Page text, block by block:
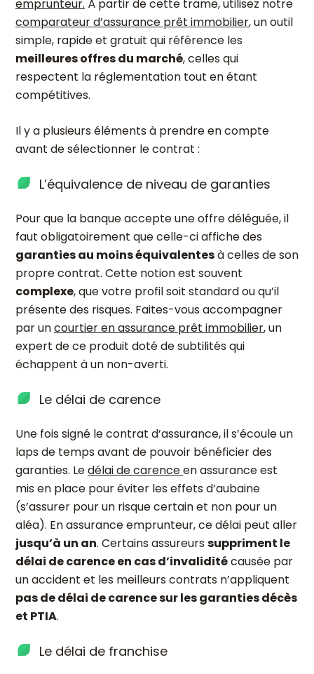
emprunteur. À partir de cette trame, utilisez notre
comparateur d’assurance prêt immobilier, un outil
simple, rapide et gratuit qui référence les
meilleures offres du marché, celles qui
respectent la réglementation tout en étant
compétitives.
Il y a plusieurs éléments à prendre en compte
avant de sélectionner le contrat :
L’équivalence de niveau de garanties
Pour que la banque accepte une offre déléguée, il
faut obligatoirement que celle-ci affiche des
garanties au moins équivalentesà celles de son
propre contrat. Cette notion est souvent
complexe, que votre profil soit standard ou qu’il
présente des risques. Faites-vous accompagner
par uncourtier en assurance prêt immobilier, un
expert de ce produit doté de subtilités qui
échappent à un non-averti.
Le délai de carence
Une fois signé le contrat d’assurance, il s’écoule un
laps de temps avant de pouvoir bénéficier des
garanties. Ledélai de carenceen assurance est
mis en place pour éviter les effets d’aubaine
(s’assurer pour un risque certain et non pour un
aléa). En assurance emprunteur, ce délai peut aller
jusqu’à un an. Certains assureurssuppriment le
délai de carence en cas d’invaliditécausée par
un accident et les meilleurs contrats n’appliquent
pas de délai de carence sur les garanties décès
et PTIA.
Le délai de franchise